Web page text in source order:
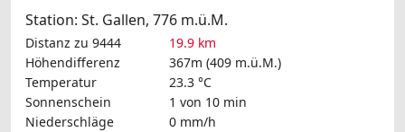
Station: St. Gallen, 776 m.ü.M.
Distanz zu 9444
19.9 km
Höhendifferenz
367m (409 m.ü.M.)
Temperatur
23.3 °C
Sonnenschein
1 von 10 min
Niederschläge
0 mm/h